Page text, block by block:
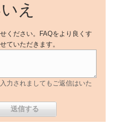
え
ください。FAQをより良くす
ていただきます。
力されましてもご返信はいた